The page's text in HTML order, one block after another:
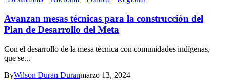
Avanzan mesas técnicas para la construcción del
Plan de Desarrollo del Meta
Con el desarrollo de la mesa técnica con comunidades indígenas,
que se...
ByWilson Duran Duranmarzo 13, 2024